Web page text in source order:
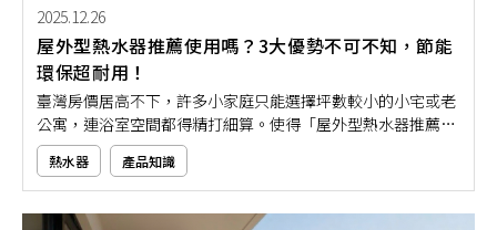
2025.12.26
屋外型熱水器推薦使用嗎？3大優勢不可不知，節能
環保超耐用！
臺灣房價居高不下，許多小家庭只能選擇坪數較小的小宅或老
公寓，連浴室空間都得精打細算。使得「屋外型熱水器推薦使
用嗎？」成為不少人關心的話題。但你知道屋外型熱水器優點
多多，除了可以省空間之外，就連節能減碳與安全的防護設計
都很到位。如果你也是居家生活空間有限的家庭，那就特別推
薦安裝屋外型熱水器，幫助你輕鬆打造舒適又安全的小宅生
熱水器 產品知識